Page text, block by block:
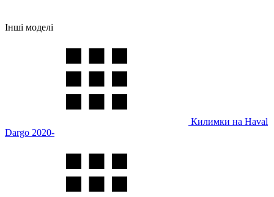
Інші моделі
Килимки на Haval
Dargo 2020-